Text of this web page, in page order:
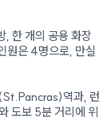
, 한 개의 공용 화장
원은 4명으로, 만실
역과, 런
도보 5분 거리에 위